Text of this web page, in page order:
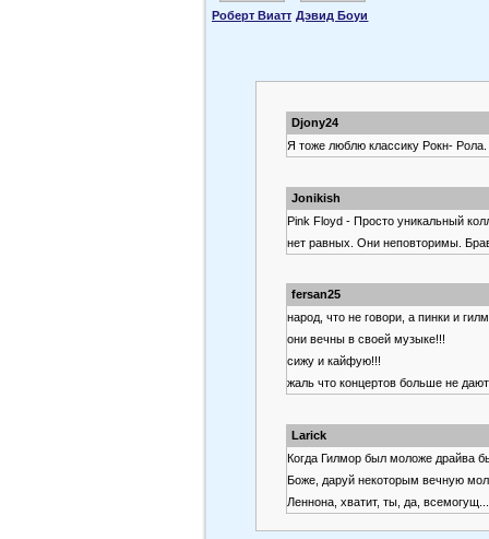
Роберт Виатт Дэвид Боуи
Djony24
Я тоже люблю классику Рокн- Рола.
Jonikish
Pink Floyd - Просто уникальный
нет равных. Они неповторимы.
fersan25
народ, что не говори, а пинки и
они вечны в своей музыке!!!
сижу и кайфую!!!
жаль что концертов больше не дают
Larick
Когда Гилмор был моложе драйва
Боже, даруй некоторым вечную
Леннона, хватит, ты, да, всемогущ...